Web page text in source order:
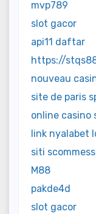
mvp789
slot gacor
api11 daftar
https://
nouveau
site de paris
online casino
link nyalabet
siti
M88
pakde4d
slot gacor